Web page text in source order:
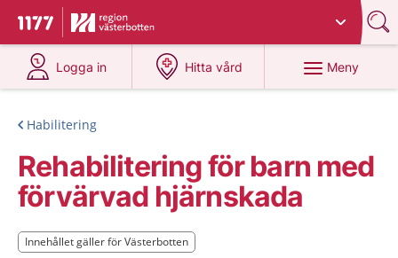
Till startsidan för 1177
Du har valt region
Logga in
på 1177.se
Hitta vård
på 1177.se
Meny
Habilitering
Rehabilitering för barn med
förvärvad hjärnskada
Innehållet gäller för Västerbotten
Innehållet gäller för Västerbotten